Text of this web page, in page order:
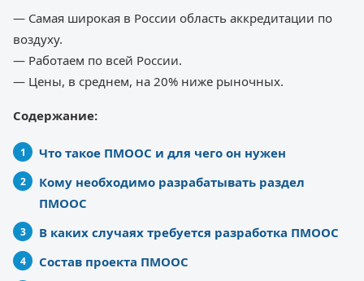
— Самая широкая в России область аккредитации по
воздуху.
— Работаем по всей России.
— Цены, в среднем, на 20% ниже рыночных.
Содержание:
Что такое ПМООС и для чего он нужен
Кому необходимо разрабатывать раздел
ПМООС
В каких случаях требуется разработка ПМООС
Состав проекта ПМООС